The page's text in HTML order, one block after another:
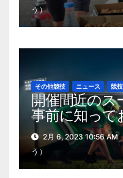
う）
その他競技 ニュース 競
開催間近のス
事前に知って
目選手
2月 6, 2023 10:56 AM
う）